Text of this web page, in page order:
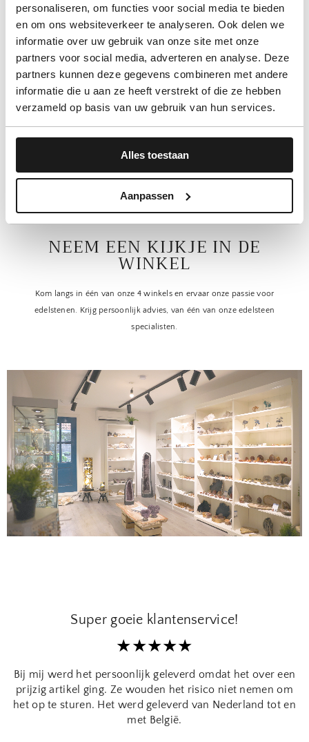
personaliseren, om functies voor social media te bieden
en om ons websiteverkeer te analyseren. Ook delen we
informatie over uw gebruik van onze site met onze
partners voor social media, adverteren en analyse. Deze
partners kunnen deze gegevens combineren met andere
informatie die u aan ze heeft verstrekt of die ze hebben
verzameld op basis van uw gebruik van hun services.
Alles toestaan
Aanpassen
Mineralen Uit Bulgarije Groot
€10,00
Mineralen Uit Bulgarije Middel
€15,00 €7,50
NEEM EEN KIJKJE IN DE
WINKEL
Kom langs in één van onze 4 winkels en ervaar onze passie voor
edelstenen. Krijg persoonlijk advies, van één van onze edelsteen
specialisten.
Super goeie klantenservice!
Bij mij werd het persoonlijk geleverd omdat het over een
prijzig artikel ging. Ze wouden het risico niet nemen om
het op te sturen. Het werd geleverd van Nederland tot en
met België.